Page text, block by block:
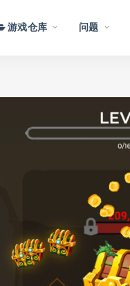
游戏仓库 问题